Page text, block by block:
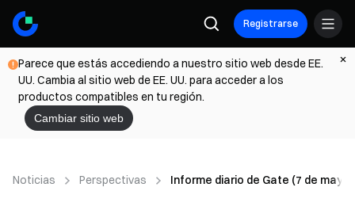
Registrarse
Parece que estás accediendo a nuestro sitio web desde EE.
UU. Cambia al sitio web de EE. UU. para acceder a los
productos compatibles en tu región.
Cambiar sitio web
Noticias Perspectivas Informe diario de Gate (7 de